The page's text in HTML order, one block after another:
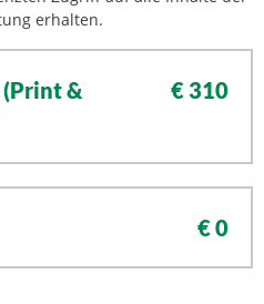
erhalten.
&
€ 310
€ 0